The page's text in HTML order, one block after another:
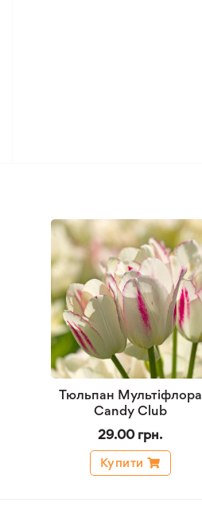
Тюльпан Мультіфлора
Candy Club
29.00 грн.
Купити